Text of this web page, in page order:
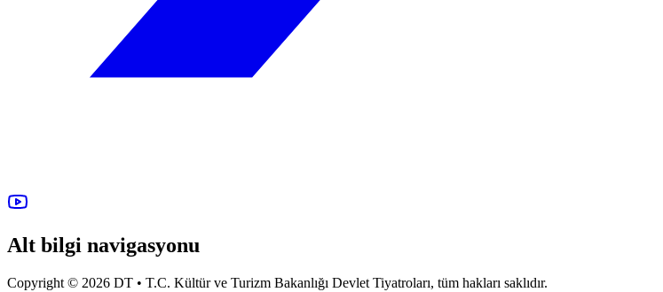
Alt bilgi navigasyonu
Copyright © 2026 DT • T.C. Kültür ve Turizm Bakanlığı Devlet Tiyatroları, tüm hakları saklıdır.